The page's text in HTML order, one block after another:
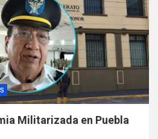
Militarizada en Puebla